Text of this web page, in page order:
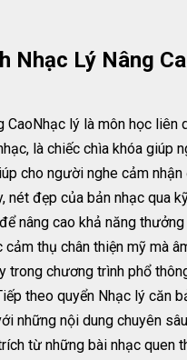
Nhạc Lý Nâng
CaoNhạc lý là môn học liên
là chiếc chìa khóa giúp
cho người nghe cảm
nét đẹp của bản nhạc qua
nâng cao khả năng
cảm thụ chân thiện mỹ mà
trong chương trình phổ
theo quyển Nhạc lý căn
những nội dung chuyên
từ những bài nhạc quen